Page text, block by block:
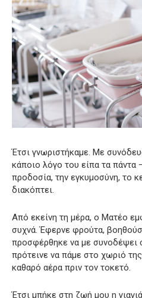
Έτσι γνωριστήκαμε. Με
κάποιο λόγο του είπα τα πάντα
προδοσία, την εγκυμοσύνη, το
διακόπτει.
Από εκείνη τη μέρα, ο Ματέο
συχνά. Έφερνε φρούτα,
προσφέρθηκε να με συνοδέψει
πρότεινε να πάμε στο χωριό
καθαρό αέρα πριν τον τοκετό.
Έτσι μπήκε στη ζωή μου η